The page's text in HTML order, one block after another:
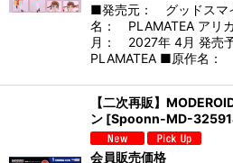
■発売元： グッドスマ
名： PLAMATEA アリ
月： 2027年 4月 発売
PLAMATEA ■原作名：
【二次再販】
ン [Spoonn-MD-
会員販売価格